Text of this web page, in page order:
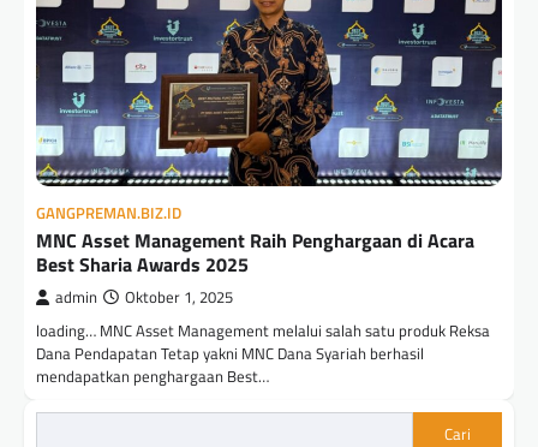
GANGPREMAN.BIZ.ID
MNC Asset Management Raih Penghargaan di Acara
Best Sharia Awards 2025
admin Oktober 1, 2025
loading… MNC Asset Management melalui salah satu produk Reksa
Dana Pendapatan Tetap yakni MNC Dana Syariah berhasil
mendapatkan penghargaan Best…
Cari